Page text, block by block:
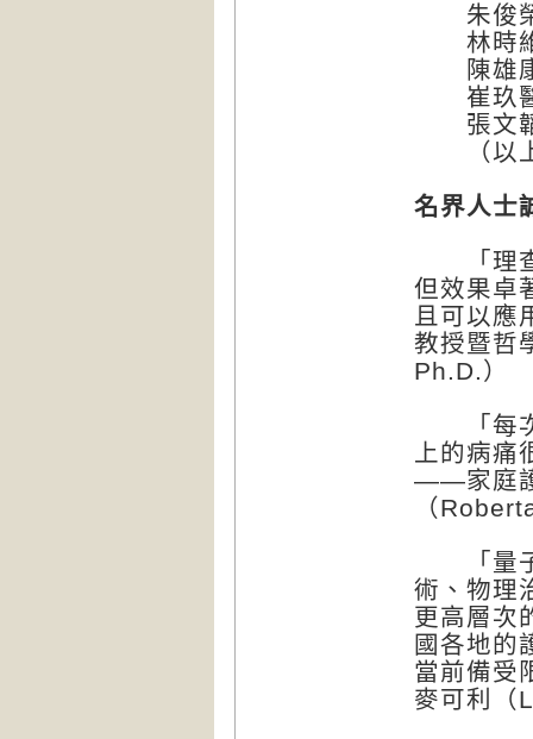
朱俊榮
林時維
陳雄康
崔玖醫
張文韜
（以上
名界人士
「理查
但效果卓
且可以
教授暨哲
Ph.D.）
「每次
上的病
——家庭
（
「量子
術、物理
更高層次
國各地的
當前備受
麥可利（